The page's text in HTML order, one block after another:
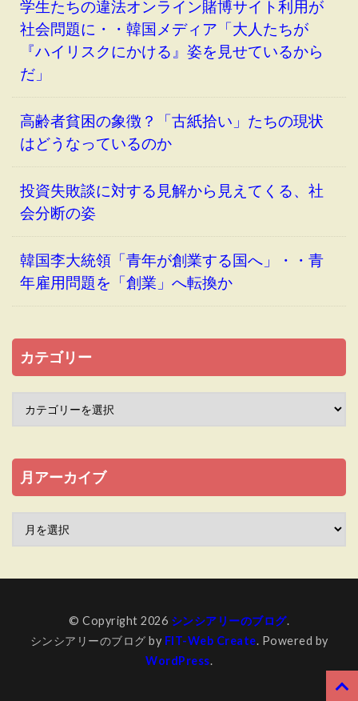
学生たちの違法オンライン賭博サイト利用が
社会問題に・・韓国メディア「大人たちが
『ハイリスクにかける』姿を見せているから
だ」
高齢者貧困の象徴？「古紙拾い」たちの現状
はどうなっているのか
投資失敗談に対する見解から見えてくる、社
会分断の姿
韓国李大統領「青年が創業する国へ」・・青
年雇用問題を「創業」へ転換か
カテゴリー
月アーカイブ
© Copyright 2026 シンシアリーのブログ.
シンシアリーのブログ by FIT-Web Create. Powered by
WordPress.